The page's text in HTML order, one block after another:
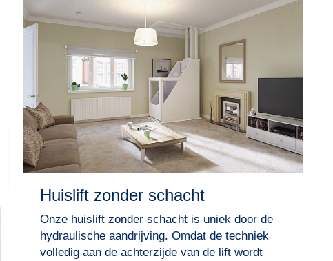
Huislift zonder schacht
Onze huislift zonder schacht is uniek door de
hydraulische aandrijving. Omdat de techniek
volledig aan de achterzijde van de lift wordt